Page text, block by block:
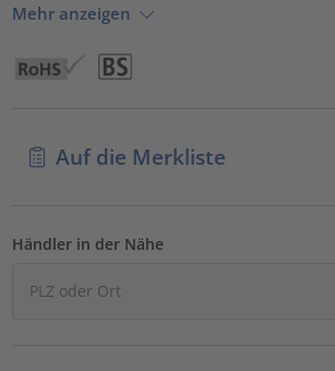
Mehr anzeigen
Auf die Merkliste
Händler in der Nähe